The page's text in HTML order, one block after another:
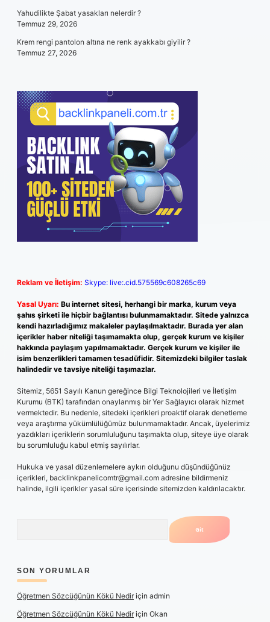
Yahudilikte Şabat yasakları nelerdir ?
Temmuz 29, 2026
Krem rengi pantolon altına ne renk ayakkabı giyilir ?
Temmuz 27, 2026
Reklam ve İletişim: Skype: live:.cid.575569c608265c69
Yasal Uyarı: Bu internet sitesi, herhangi bir marka, kurum veya
şahıs şirketi ile hiçbir bağlantısı bulunmamaktadır. Sitede yalnızca
kendi hazırladığımız makaleler paylaşılmaktadır. Burada yer alan
içerikler haber niteliği taşımamakta olup, gerçek kurum ve kişiler
hakkında paylaşım yapılmamaktadır. Gerçek kurum ve kişiler ile
isim benzerlikleri tamamen tesadüfidir. Sitemizdeki bilgiler taslak
halindedir ve tavsiye niteliği taşımazlar.
Sitemiz, 5651 Sayılı Kanun gereğince Bilgi Teknolojileri ve İletişim
Kurumu (BTK) tarafından onaylanmış bir Yer Sağlayıcı olarak hizmet
vermektedir. Bu nedenle, sitedeki içerikleri proaktif olarak denetleme
veya araştırma yükümlülüğümüz bulunmamaktadır. Ancak, üyelerimiz
yazdıkları içeriklerin sorumluluğunu taşımakta olup, siteye üye olarak
bu sorumluluğu kabul etmiş sayılırlar.
Hukuka ve yasal düzenlemelere aykırı olduğunu düşündüğünüz
içerikleri, backlinkpanelicomtr@gmail.com adresine bildirmeniz
halinde, ilgili içerikler yasal süre içerisinde sitemizden kaldırılacaktır.
SON YORUMLAR
Öğretmen Sözcüğünün Kökü Nediriçin admin
Öğretmen Sözcüğünün Kökü Nediriçin Okan